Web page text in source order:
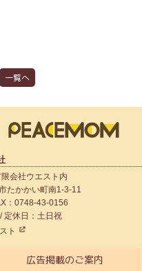
一覧へ
会社ウエスト内
たかかい町南1-3-11
：0748-43-0156
定休日：土日祝
ト
広告掲載のご案内